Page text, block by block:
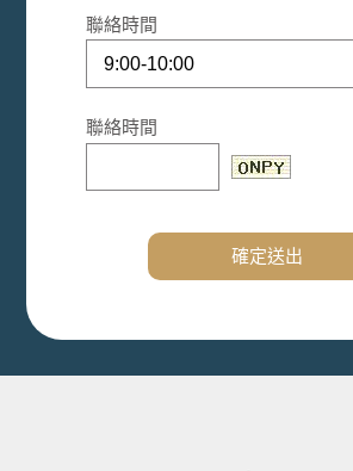
聯絡時間
聯絡時間
確定送出